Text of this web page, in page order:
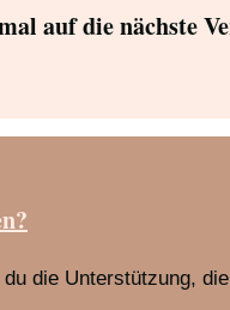
auf die nächste
die Unterstützung,